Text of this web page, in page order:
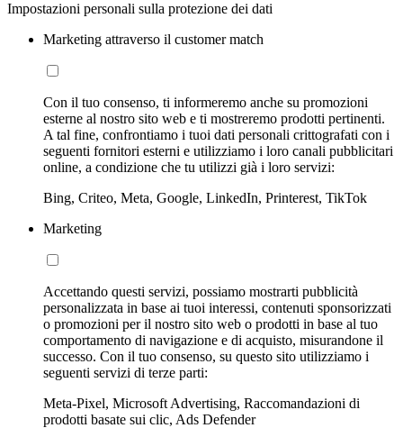
Impostazioni personali sulla protezione dei dati
Marketing attraverso il customer match
Con il tuo consenso, ti informeremo anche su promozioni
esterne al nostro sito web e ti mostreremo prodotti pertinenti.
A tal fine, confrontiamo i tuoi dati personali crittografati con i
seguenti fornitori esterni e utilizziamo i loro canali pubblicitari
online, a condizione che tu utilizzi già i loro servizi:
Bing, Criteo, Meta, Google, LinkedIn, Printerest, TikTok
Marketing
Accettando questi servizi, possiamo mostrarti pubblicità
personalizzata in base ai tuoi interessi, contenuti sponsorizzati
o promozioni per il nostro sito web o prodotti in base al tuo
comportamento di navigazione e di acquisto, misurandone il
successo. Con il tuo consenso, su questo sito utilizziamo i
seguenti servizi di terze parti:
Meta-Pixel, Microsoft Advertising, Raccomandazioni di
prodotti basate sui clic, Ads Defender